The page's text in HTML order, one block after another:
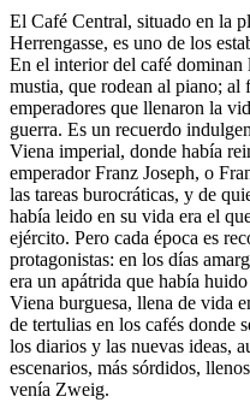
El Café Central, situado en la
Herrengasse, es uno de los
En el interior del café dominan
mustia, que rodean al piano; al
emperadores que llenaron la
guerra. Es un recuerdo
Viena imperial, donde había
emperador Franz Joseph, o
las tareas burocráticas, y de
había leido en su vida era el
ejército. Pero cada época es
protagonistas: en los días
era un apátrida que había
Viena burguesa, llena de vida
de tertulias en los cafés donde
los diarios y las nuevas ideas,
escenarios, más sórdidos,
venía Zweig.